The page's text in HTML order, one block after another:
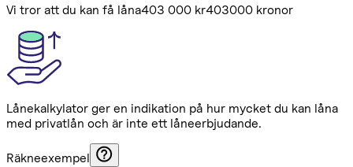
Vi tror att du kan få låna403 000 kr403000 kronor
Lånekalkylator ger en indikation på hur mycket du kan låna
med privatlån och är inte ett låneerbjudande.
Räkneexempel